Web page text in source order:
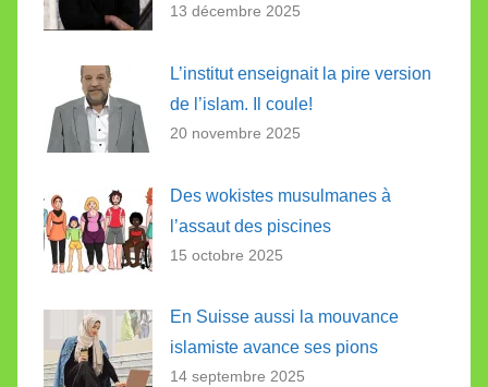
13 décembre 2025
L’institut enseignait la pire version
de l’islam. Il coule!
20 novembre 2025
Des wokistes musulmanes à
l’assaut des piscines
15 octobre 2025
En Suisse aussi la mouvance
islamiste avance ses pions
14 septembre 2025